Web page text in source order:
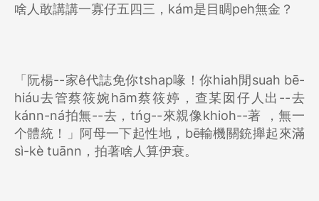
啥人敢講講一寡仔五四三，kám是目睭peh無金？
「阮楊--家ê代誌免你tshap喙！你hiah閒suah bē-
hiáu去管蔡筱婉hām蔡筱婷，查某囡仔人出--去
kánn-ná拍無--去，tńg--來親像khioh--著 ，無一
个體統！」阿母一下起性地，bē輸機關銃攑起來滿
sì-kè tuānn，拍著啥人算伊衰。